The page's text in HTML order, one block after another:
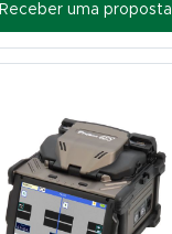
Receber uma proposta